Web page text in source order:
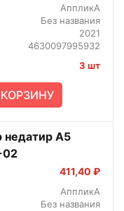
АппликА
Без названия
2021
4630097995932
3 шт
КОРЗИНУ
недатир А5
02
411,40 ₽
АппликА
Без названия